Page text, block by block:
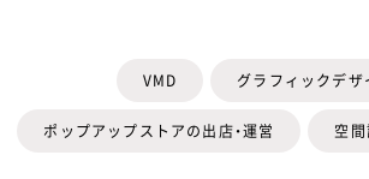
VMD グラフィックデザ
ポップアップストアの出店・運営 空間